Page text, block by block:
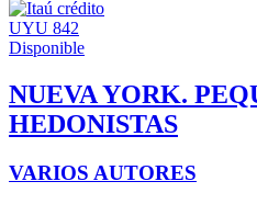
UYU 842
Disponible
NUEVA YORK.
HEDONISTAS
VARIOS AUTORES